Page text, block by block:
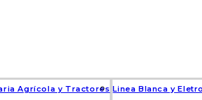
Agrícola y Tractores Linea Blanca y